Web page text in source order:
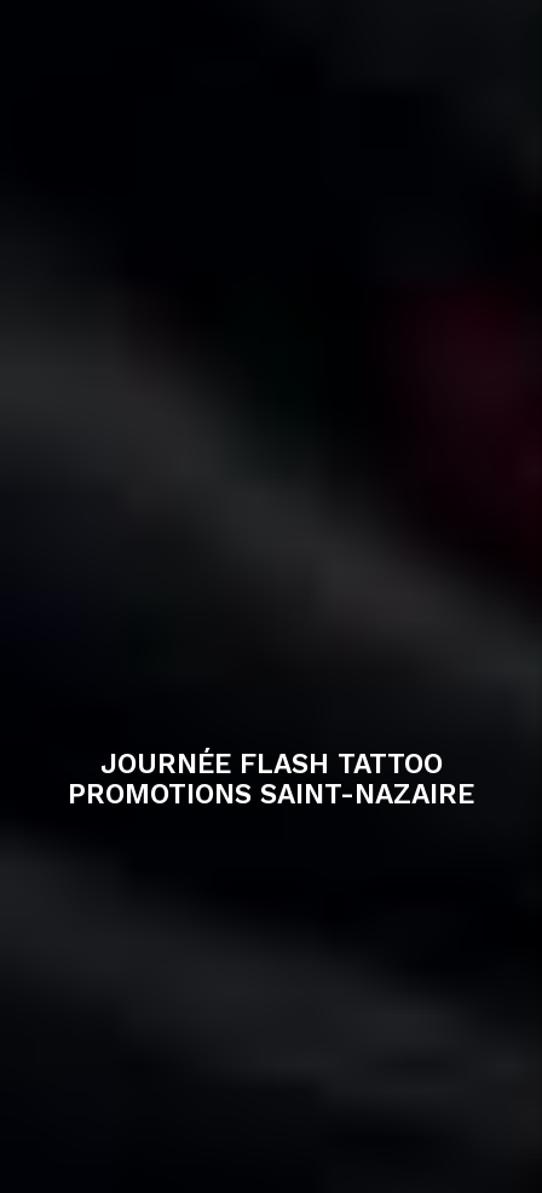
JOURNÉE FLASH TATTOO
PROMOTIONS SAINT-NAZAIRE